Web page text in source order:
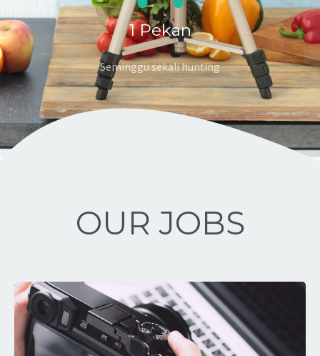
1 Pekan
Seminggu sekali hunting
OUR JOBS